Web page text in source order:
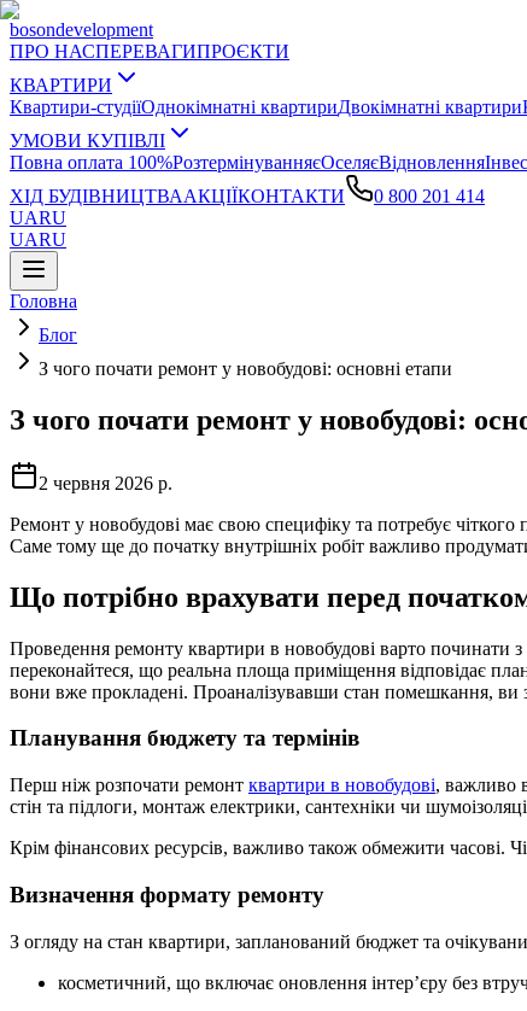
bosondevelopment
ПРО НАСПЕРЕВАГИПРОЄКТИ
КВАРТИРИ
Квартири-студіїОднокімнатні квартириДвокімнатні квартири
УМОВИ КУПІВЛІ
Повна оплата 100%РозтермінуванняєОселяєВідновлення
ХІД БУДІВНИЦТВААКЦІЇКОНТАКТИ
0 800 201 414
UARU
UARU
Головна
Блог
З чого почати ремонт у новобудові: основні етапи
З чого почати ремонт у новобудові:
2 червня 2026 р.
Ремонт у новобудові має свою специфіку та потребує чіткого
Саме тому ще до початку внутрішніх робіт важливо
Що потрібно врахувати перед
Проведення ремонту квартири в новобудові варто починати
переконайтеся, що реальна площа приміщення відповідає
вони вже прокладені. Проаналізувавши стан помешкання, ви
Планування бюджету та термінів
Перш ніж розпочати ремонт квартири в новобудові, важливо
стін та підлоги, монтаж електрики, сантехніки чи
Крім фінансових ресурсів, важливо також обмежити часові.
Визначення формату ремонту
З огляду на стан квартири, запланований бюджет та
косметичний, що включає оновлення інтер’єру без